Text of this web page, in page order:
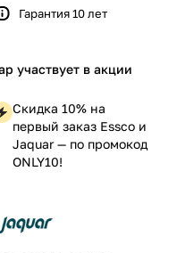
Гарантия 10 лет
участвует в акции
Скидка 10% на
первый заказ Essco и
Jaquar — по промокод
ONLY10!